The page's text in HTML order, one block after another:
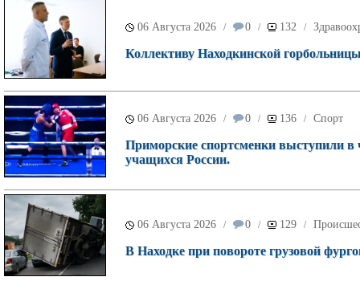
06 Августа 2026 / 0 / 132 /
Коллективу Находкинской
06 Августа 2026 / 0 / 136 / Спорт
Приморские спортсменки выступили в
учащихся России.
06 Августа 2026 / 0 / 129 /
В Находке при повороте грузовой